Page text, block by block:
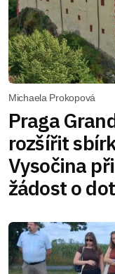
Michaela Prokopová
Praga
rozšířit
Vysočina
žádost o